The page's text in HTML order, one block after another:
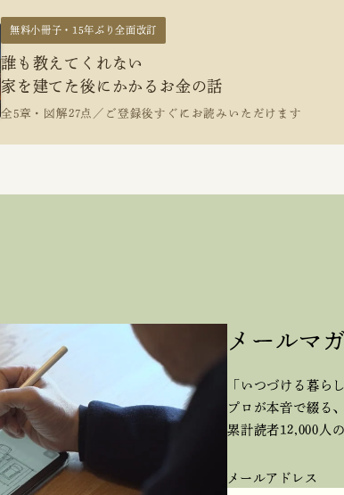
無料小冊子・15年ぶり全面改訂
誰も教えてくれない
家を建てた後にかかるお金の話
全5章・図解27点／ご登録後すぐにお読みいただけます
メールマ
「いつづける暮ら
プロが本音で綴る
累計読者12,000人
メールアドレス